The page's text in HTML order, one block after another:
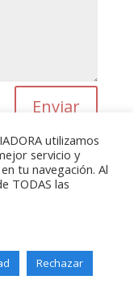
Enviar
de
-
utilizamos
servicio y
tu navegación. Al
TODAS las
Rechazar